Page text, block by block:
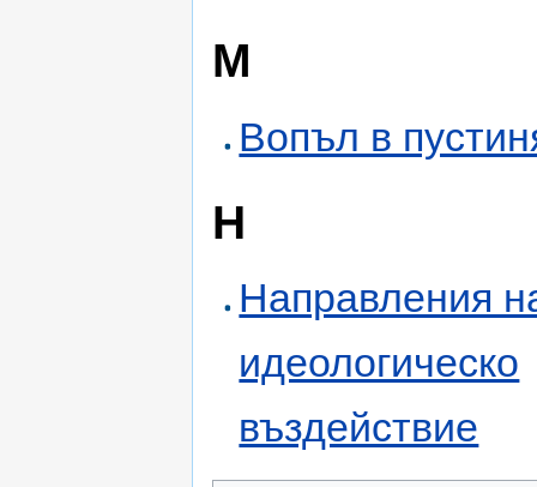
М
Вопъл в
Н
Направления
идеологическо
въздействие